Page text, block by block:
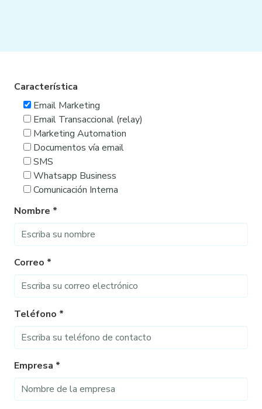
Característica
Email Marketing
Email Transaccional (relay)
Marketing Automation
Documentos vía email
SMS
Whatsapp Business
Comunicación Interna
Nombre *
Correo *
Teléfono *
Empresa *